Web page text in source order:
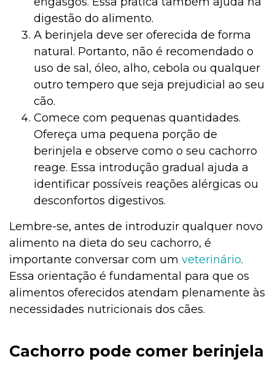
digestão do alimento.
A berinjela deve ser oferecida de forma
natural. Portanto, não é recomendado o
uso de sal, óleo, alho, cebola ou qualquer
outro tempero que seja prejudicial ao seu
cão.
Comece com pequenas quantidades.
Ofereça uma pequena porção de
berinjela e observe como o seu cachorro
reage. Essa introdução gradual ajuda a
identificar possíveis reações alérgicas ou
desconfortos digestivos.
Lembre-se, antes de introduzir qualquer novo
alimento na dieta do seu cachorro, é
importante conversar com um veterinário.
Essa orientação é fundamental para que os
alimentos oferecidos atendam plenamente às
necessidades nutricionais dos cães.
Cachorro pode comer berinjela